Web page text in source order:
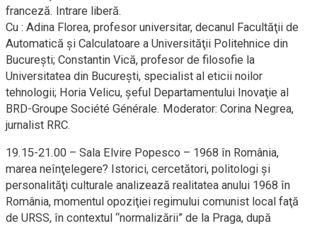
franceză. Intrare liberă.
Cu : Adina Florea, profesor universitar, decanul Facultăţii de
Automatică şi Calculatoare a Universităţii Politehnice din
Bucureşti; Constantin Vică, profesor de filosofie la
Universitatea din Bucureşti, specialist al eticii noilor
tehnologii; Horia Velicu, şeful Departamentului Inovaţie al
BRD-Groupe Société Générale. Moderator: Corina Negrea,
jurnalist RRC.
19.15-21.00 – Sala Elvire Popesco – 1968 în România,
marea neînţelegere? Istorici, cercetători, politologi şi
personalităţi culturale analizează realitatea anului 1968 în
România, momentul opoziţiei regimului comunist local faţă
de URSS, în contextul “normalizării” de la Praga, după